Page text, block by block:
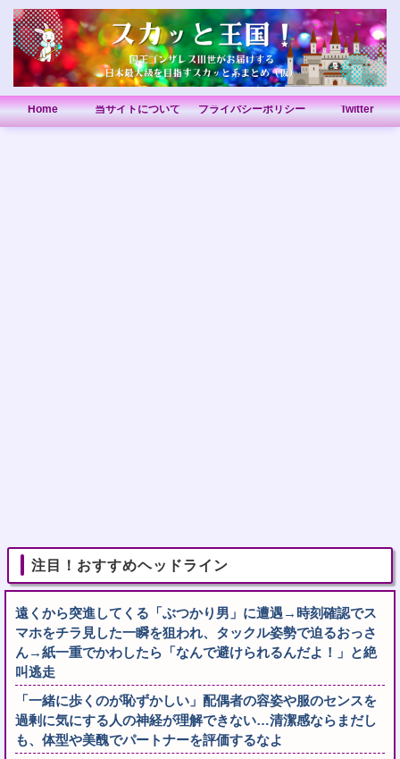
Home 当サイトについて プライバシーポリシー Twitter
注目！おすすめヘッドライン
遠くから突進してくる「ぶつかり男」に遭遇→時刻確認でス
マホをチラ見した一瞬を狙われ、タックル姿勢で迫るおっさ
ん→紙一重でかわしたら「なんで避けられるんだよ！」と絶
叫逃走
「一緒に歩くのが恥ずかしい」配偶者の容姿や服のセンスを
過剰に気にする人の神経が理解できない…清潔感ならまだし
も、体型や美醜でパートナーを評価するなよ